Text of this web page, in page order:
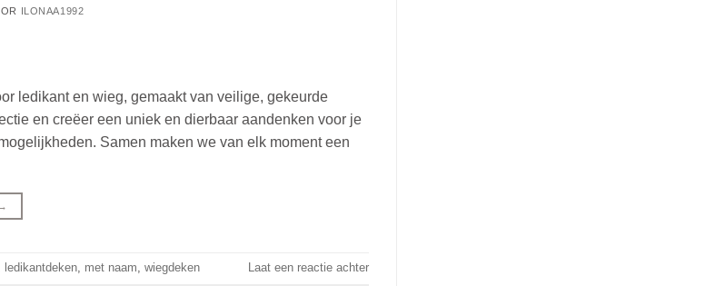
ILONAA1992
ledikant en wieg, gemaakt van veilige, gekeurde
en creëer een uniek en dierbaar aandenken voor je
Samen maken we van elk moment een
ledikantdeken, met naam, wiegdeken Laat een reactie achter